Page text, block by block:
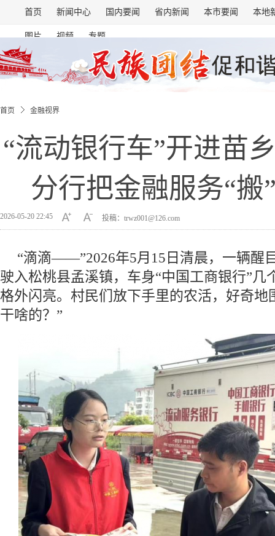
首页 新闻中心 国内要闻 省内新闻 本市要闻 本地
图片 视频 专题
首页 金融视界
“流动银行车”开进苗
分行把金融服务“搬
2026-05-20 22:45 投稿：trwz001@126.com
“滴滴——”2026年5月15日清晨，一辆醒
驶入松桃县孟溪镇，车身“中国工商银行”几
格外闪亮。村民们放下手里的农活，好奇地
干啥的？”